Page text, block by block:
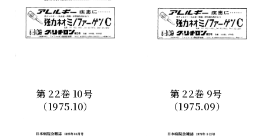
第 22巻 10号
（1975.10）
第 22巻 9号
（1975.09）